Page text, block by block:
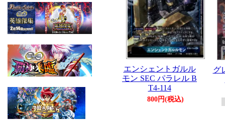
エンシェントガルル
モン SEC パラレル B
T4-114
800円(税込)
グ